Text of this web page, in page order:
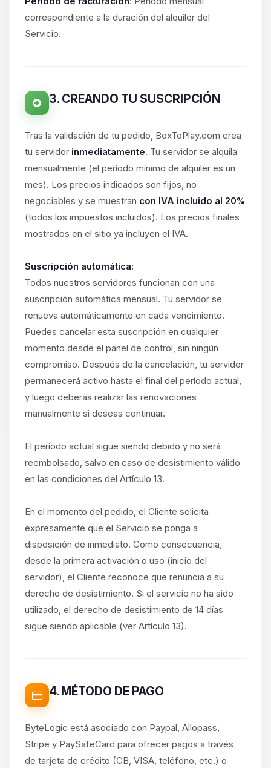
correspondiente a la duración del alquiler del
Servicio.
3. CREANDO TU SUSCRIPCIÓN
Tras la validación de tu pedido, BoxToPlay.com crea
tu servidor inmediatamente. Tu servidor se alquila
mensualmente (el período mínimo de alquiler es un
mes). Los precios indicados son fijos, no
negociables y se muestran con IVA incluido al 20%
(todos los impuestos incluidos). Los precios finales
mostrados en el sitio ya incluyen el IVA.
Suscripción automática:
Todos nuestros servidores funcionan con una
suscripción automática mensual. Tu servidor se
renueva automáticamente en cada vencimiento.
Puedes cancelar esta suscripción en cualquier
momento desde el panel de control, sin ningún
compromiso. Después de la cancelación, tu servidor
permanecerá activo hasta el final del período actual,
y luego deberás realizar las renovaciones
manualmente si deseas continuar.
El período actual sigue siendo debido y no será
reembolsado, salvo en caso de desistimiento válido
en las condiciones del Artículo 13.
En el momento del pedido, el Cliente solicita
expresamente que el Servicio se ponga a
disposición de inmediato. Como consecuencia,
desde la primera activación o uso (inicio del
servidor), el Cliente reconoce que renuncia a su
derecho de desistimiento. Si el servicio no ha sido
utilizado, el derecho de desistimiento de 14 días
sigue siendo aplicable (ver Artículo 13).
4. MÉTODO DE PAGO
ByteLogic está asociado con Paypal, Allopass,
Stripe y PaySafeCard para ofrecer pagos a través
de tarjeta de crédito (CB, VISA, teléfono, etc.) o
asistente de BoxToPlay. Cuentame